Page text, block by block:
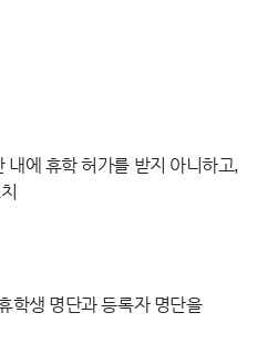
내에 휴학 허가를 받지 아니하고,
학생 명단과 등록자 명단을